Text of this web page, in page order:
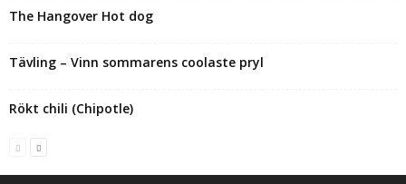
The Hangover Hot dog
Tävling – Vinn sommarens coolaste pryl
Rökt chili (Chipotle)